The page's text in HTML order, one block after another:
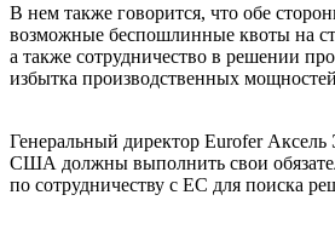
В нем также говорится, что обе
возможные беспошлинные квоты на
а также сотрудничество в решении
избытка производственных
Генеральный директор Eurofer Аксель
США должны выполнить свои
по сотрудничеству с ЕС для поиска